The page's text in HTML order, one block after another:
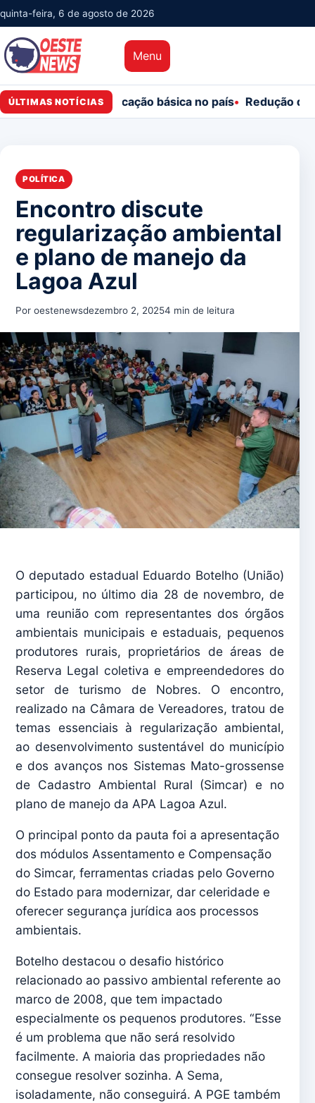
quinta-feira, 6 de agosto de 2026
Menu
ÚLTIMAS NOTÍCIAS
da educação básica no país Redução da taxa de
POLÍTICA
Encontro discute
regularização ambiental
e plano de manejo da
Lagoa Azul
Por oestenewsdezembro 2, 20254 min de leitura
O deputado estadual Eduardo Botelho (União)
participou, no último dia 28 de novembro, de
uma reunião com representantes dos órgãos
ambientais municipais e estaduais, pequenos
produtores rurais, proprietários de áreas de
Reserva Legal coletiva e empreendedores do
setor de turismo de Nobres. O encontro,
realizado na Câmara de Vereadores, tratou de
temas essenciais à regularização ambiental,
ao desenvolvimento sustentável do município
e dos avanços nos Sistemas Mato-grossense
de Cadastro Ambiental Rural (Simcar) e no
plano de manejo da APA Lagoa Azul.
O principal ponto da pauta foi a apresentação
dos módulos Assentamento e Compensação
do Simcar, ferramentas criadas pelo Governo
do Estado para modernizar, dar celeridade e
oferecer segurança jurídica aos processos
ambientais.
Botelho destacou o desafio histórico
relacionado ao passivo ambiental referente ao
marco de 2008, que tem impactado
especialmente os pequenos produtores. “Esse
é um problema que não será resolvido
facilmente. A maioria das propriedades não
consegue resolver sozinha. A Sema,
isoladamente, não conseguirá. A PGE também